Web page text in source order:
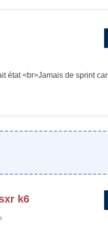
état <br>Jamais de sprint car
k6